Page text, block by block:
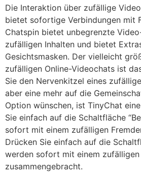
Die Interaktion über zufällige
bietet sofortige Verbindungen mit
Chatspin bietet unbegrenzte
zufälligen Inhalten und bietet
Gesichtsmasken. Der vielleicht
zufälligen Online-Videochats ist
Sie den Nervenkitzel eines
aber eine mehr auf die
Option wünschen, ist TinyChat
Sie einfach auf die Schaltfläche
sofort mit einem zufälligen
Drücken Sie einfach auf die
werden sofort mit einem
zusammengebracht.